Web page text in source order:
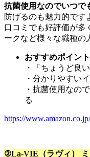
抗菌使用なのでいつで
防げるのも魅力的です
口コミでも好評価が多
ークなど様々な職種の
おすすめポイント
・「ちょうど良
・分かりやすい
・抗菌使用なの
る
https://
②La-VIE（ラヴィ） ミ